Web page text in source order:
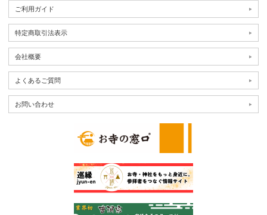
ご利用ガイド
特定商取引法表示
会社概要
よくあるご質問
お問い合わせ